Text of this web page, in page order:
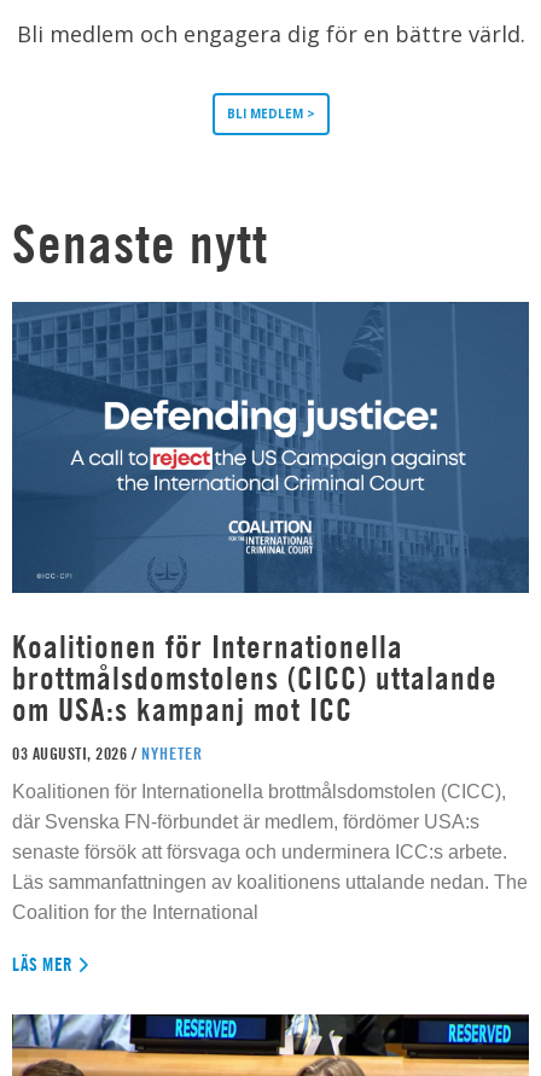
Bli medlem och engagera dig för en bättre värld.
BLI MEDLEM >
Senaste nytt
Koalitionen för Internationella
brottmålsdomstolens (CICC) uttalande
om USA:s kampanj mot ICC
03 AUGUSTI, 2026 / NYHETER
Koalitionen för Internationella brottmålsdomstolen (CICC),
där Svenska FN-förbundet är medlem, fördömer USA:s
senaste försök att försvaga och underminera ICC:s arbete.
Läs sammanfattningen av koalitionens uttalande nedan. The
Coalition for the International
LÄS MER